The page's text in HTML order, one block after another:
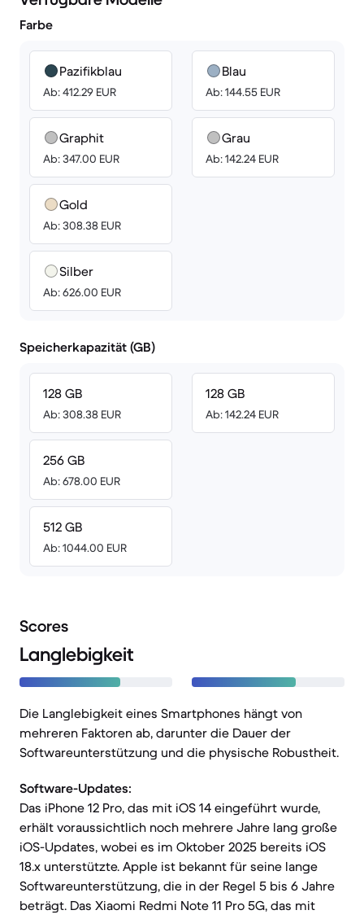
Farbe
Pazifikblau
Ab: 412.29 EUR
Graphit
Ab: 347.00 EUR
Gold
Ab: 308.38 EUR
Silber
Ab: 626.00 EUR
Blau
Ab: 144.55 EUR
Grau
Ab: 142.24 EUR
Speicherkapazität (GB)
128 GB
Ab: 308.38 EUR
256 GB
Ab: 678.00 EUR
512 GB
Ab: 1044.00 EUR
128 GB
Ab: 142.24 EUR
Scores
Langlebigkeit
Die Langlebigkeit eines Smartphones hängt von
mehreren Faktoren ab, darunter die Dauer der
Softwareunterstützung und die physische Robustheit.
Software-Updates:
Das iPhone 12 Pro, das mit iOS 14 eingeführt wurde,
erhält voraussichtlich noch mehrere Jahre lang große
iOS-Updates, wobei es im Oktober 2025 bereits iOS
18.x unterstützte. Apple ist bekannt für seine lange
Softwareunterstützung, die in der Regel 5 bis 6 Jahre
beträgt. Das Xiaomi Redmi Note 11 Pro 5G, das mit